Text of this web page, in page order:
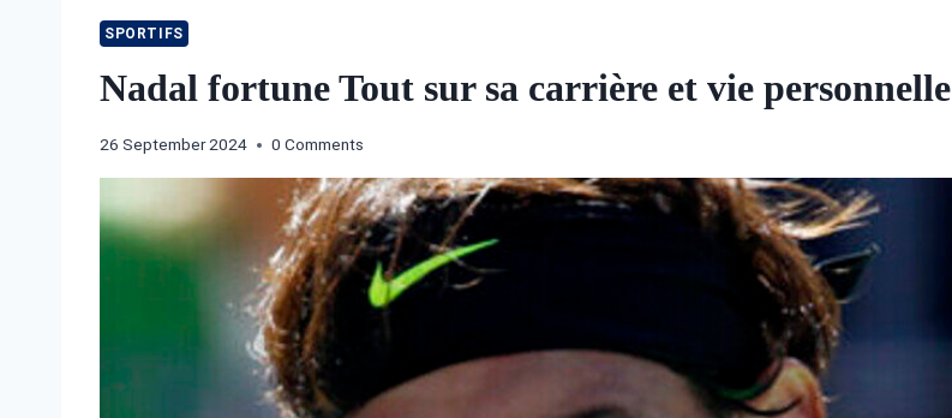
SPORTIFS
Nadal fortune Tout sur sa carrière et vie personnelle
26 September 2024 0 Comments